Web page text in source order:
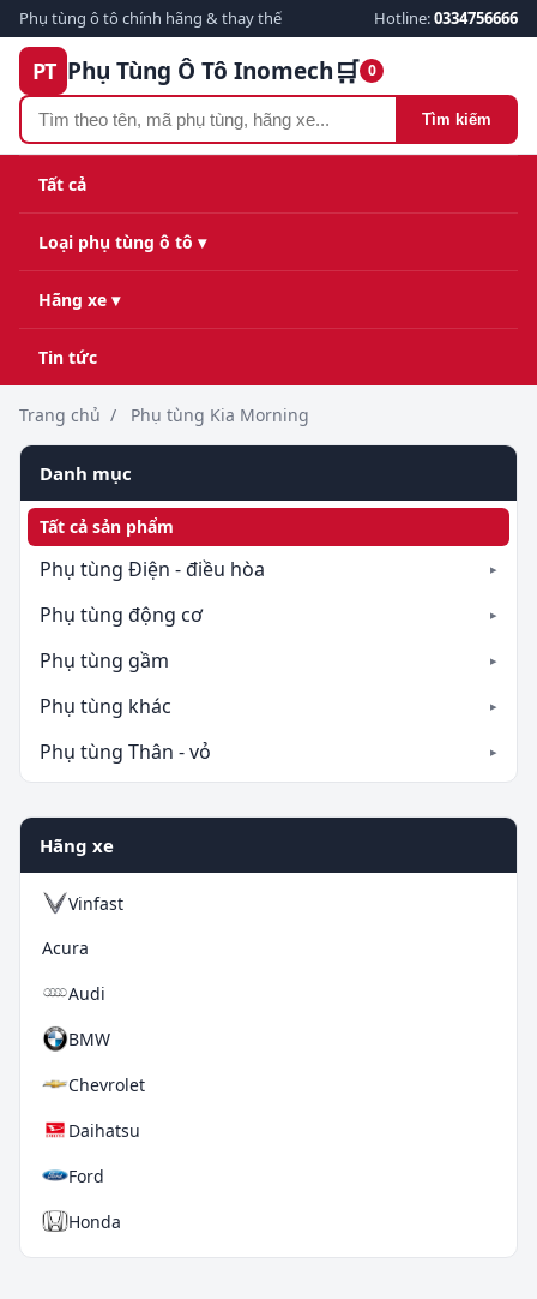
Phụ tùng ô tô chính hãng & thay thế Hotline:0334756666
PT Phụ Tùng Ô Tô Inomech
Tìm kiếm
🛒 0
Tất cả
Loại phụ tùng ô tô ▾
Hãng xe ▾
Tin tức
Trang chủ / Phụ tùng Kia Morning
Danh mục
Tất cả sản phẩm
Phụ tùng Điện - điều hòa
Phụ tùng động cơ
Phụ tùng gầm
Phụ tùng khác
Phụ tùng Thân - vỏ
Hãng xe
Vinfast
Acura
Audi
BMW
Chevrolet
Daihatsu
Ford
Honda